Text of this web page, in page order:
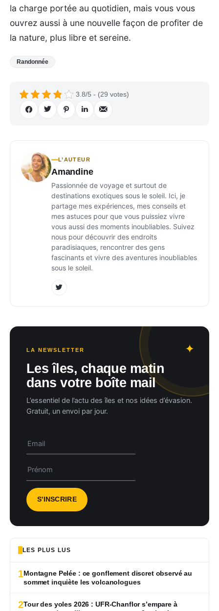
la charge portée au quotidien, mais vous vous
ouvrez aussi à une nouvelle façon de profiter de
la nature, plus libre et sereine.
Randonnée
3.8/5 - (29 votes)
L’AUTEUR
Amandine
Passionnée de voyage et surtout de
destinations exotiques sous le soleil. Ici, je
partage mes expériences, mes conseils et
mes astuces pour que vous puissiez vivre
vous aussi des moments inoubliables. Suivez
nous pour découvrir des endroits
paradisiaques, rencontrer des gens
fascinants et vivre des aventures inoubliables
sous le soleil.
LA NEWSLETTER
Les îles, chaque matin
dans votre boîte mail
L’essentiel de l’actu des îles et nos idées d’évasion.
Gratuit, un envoi par jour.
LES PLUS LUS
1Montagne Pelée : ce gonflement discret observé au
sommet inquiète les volcanologues
2Tour des yoles 2026 : UFR-Chanflor s’empare à